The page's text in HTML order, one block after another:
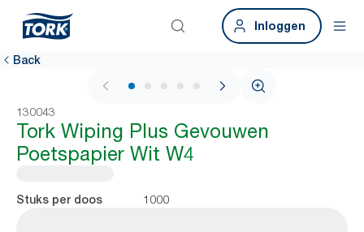
Inloggen
Back
1 / 5
130043
Tork Wiping Plus Gevouwen
Poetspapier Wit W4
Stuks per doos 1000